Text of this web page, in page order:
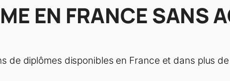
EN FRANCE SANS
de diplômes disponibles en France et dans plus